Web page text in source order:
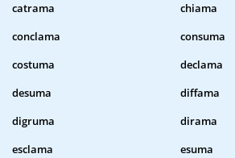
catrama
chiama
conclama
consuma
costuma
declama
desuma
diffama
digruma
dirama
esclama
esuma